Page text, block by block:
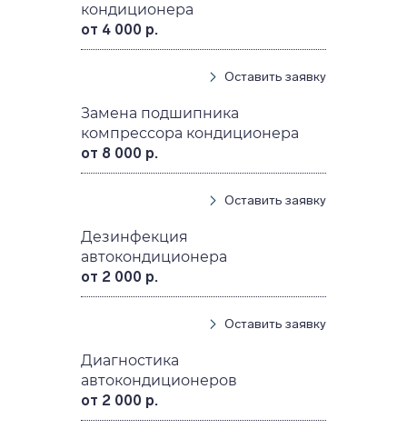
кондиционера
от 4 000 р.
Оставить заявку
Замена подшипника
компрессора кондиционера
от 8 000 р.
Оставить заявку
Дезинфекция
автокондиционера
от 2 000 р.
Оставить заявку
Диагностика
автокондиционеров
от 2 000 р.